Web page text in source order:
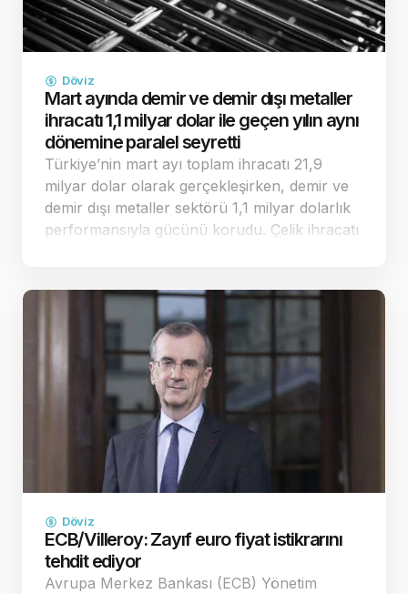
Döviz
Mart ayında demir ve demir dışı metaller
ihracatı 1,1 milyar dolar ile geçen yılın aynı
dönemine paralel seyretti
Türkiye’nin mart ayı toplam ihracatı 21,9
milyar dolar olarak gerçekleşirken, demir ve
demir dışı metaller sektörü 1,1 milyar dolarlık
performansıyla gücünü korudu. Çelik ihracatı
Döviz
ECB/Villeroy: Zayıf euro fiyat istikrarını
tehdit ediyor
Avrupa Merkez Bankası (ECB) Yönetim